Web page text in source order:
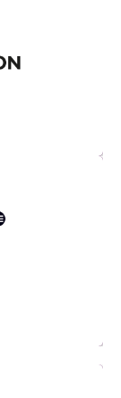
un
et
de